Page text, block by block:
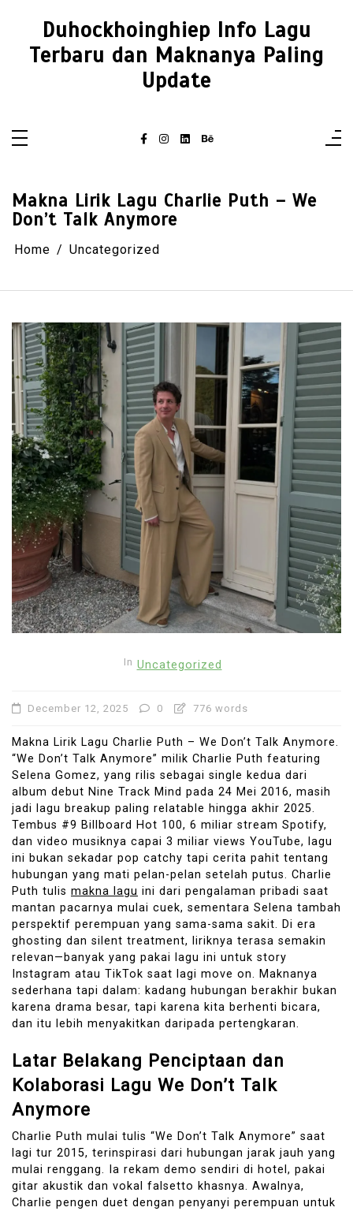
Duhockhoinghiep Info Lagu
Terbaru dan Maknanya Paling
Update
Makna Lirik Lagu Charlie Puth – We
Don’t Talk Anymore
Home Uncategorized
In Uncategorized
December 12, 2025 0 776 words
Makna Lirik Lagu Charlie Puth – We Don’t Talk Anymore.
“We Don’t Talk Anymore” milik Charlie Puth featuring
Selena Gomez, yang rilis sebagai single kedua dari
album debut Nine Track Mind pada 24 Mei 2016, masih
jadi lagu breakup paling relatable hingga akhir 2025.
Tembus #9 Billboard Hot 100, 6 miliar stream Spotify,
dan video musiknya capai 3 miliar views YouTube, lagu
ini bukan sekadar pop catchy tapi cerita pahit tentang
hubungan yang mati pelan-pelan setelah putus. Charlie
Puth tulis makna lagu ini dari pengalaman pribadi saat
mantan pacarnya mulai cuek, sementara Selena tambah
perspektif perempuan yang sama-sama sakit. Di era
ghosting dan silent treatment, liriknya terasa semakin
relevan—banyak yang pakai lagu ini untuk story
Instagram atau TikTok saat lagi move on. Maknanya
sederhana tapi dalam: kadang hubungan berakhir bukan
karena drama besar, tapi karena kita berhenti bicara,
dan itu lebih menyakitkan daripada pertengkaran.
Latar Belakang Penciptaan dan
Kolaborasi Lagu We Don’t Talk
Anymore
Charlie Puth mulai tulis “We Don’t Talk Anymore” saat
lagi tur 2015, terinspirasi dari hubungan jarak jauh yang
mulai renggang. Ia rekam demo sendiri di hotel, pakai
gitar akustik dan vokal falsetto khasnya. Awalnya,
Charlie pengen duet dengan penyanyi perempuan untuk